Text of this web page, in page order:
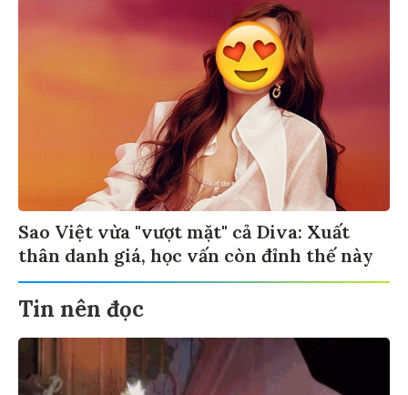
Sao Việt vừa "vượt mặt" cả Diva: Xuất
thân danh giá, học vấn còn đỉnh thế này
Tin nên đọc